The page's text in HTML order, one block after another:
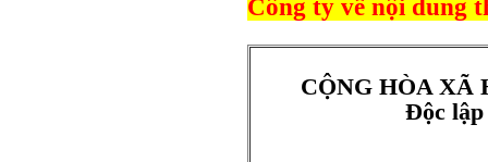
Công ty về nội dung
CỘNG HÒA
Độc